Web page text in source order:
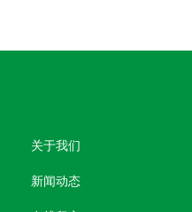
关于我们
新闻动态